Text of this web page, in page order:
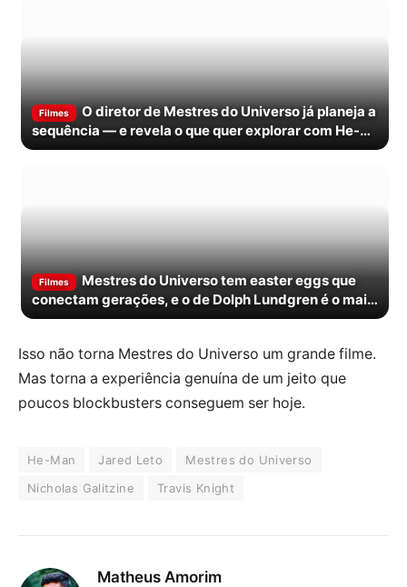
Filmes
O diretor de Mestres do Universo já planeja a
sequência — e revela o que quer explorar com He-
Man
Filmes
Mestres do Universo tem easter eggs que
conectam gerações, e o de Dolph Lundgren é o mais
emocionante
Isso não torna Mestres do Universo um grande filme.
Mas torna a experiência genuína de um jeito que
poucos blockbusters conseguem ser hoje.
He-Man Jared Leto
Mestres do Universo
Nicholas Galitzine
Travis Knight
Matheus Amorim